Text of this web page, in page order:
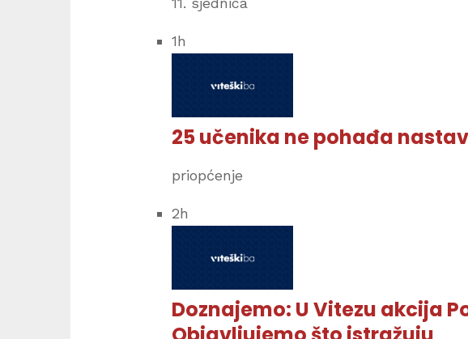
1h
25 učenika ne pohađa
priopćenje
2h
Doznajemo: U Vitezu akcija